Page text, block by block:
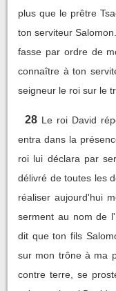
plus que le prêtre
ton serviteur Salomon.
fasse par ordre de
connaître à ton
seigneur le roi sur le
28 Le roi David
entra dans la
roi lui déclara par
délivré de toutes les
réaliser aujourd'hui
serment au nom de
dit que ton fils
sur mon trône à ma
contre terre, se